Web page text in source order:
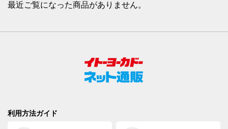
最近ご覧になった商品がありません。
利用方法ガイド